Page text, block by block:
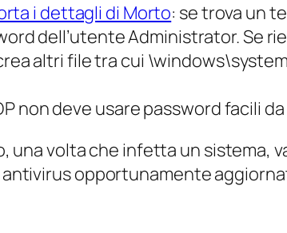
i dettagli di Morto: se trova un
dell’utente Administrator. Se
altri file tra cui
non deve usare password facili
una volta che infetta un sistema,
antivirus opportunamente